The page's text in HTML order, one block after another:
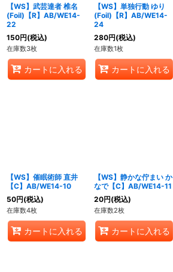
【WS】武芸達者 椎名
(Foil)【R】AB/WE14-
22
150円(税込)
在庫数3枚
カートに入れる
【WS】単独行動 ゆり
(Foil)【R】AB/WE14-
24
280円(税込)
在庫数1枚
カートに入れる
【WS】催眠術師 直井
【C】AB/WE14-10
50円(税込)
在庫数4枚
カートに入れる
【WS】静かな佇まい か
なで【C】AB/WE14-11
20円(税込)
在庫数2枚
カートに入れる